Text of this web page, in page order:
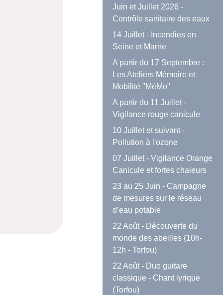
Juin et Juillet 2026 -
Contrôle sanitaire des eaux
14 Juillet - Incendies en
Seine et Marne
A partir du 17 Septembre :
Les Ateliers Mémoire et
Mobilité "MéMo"
A partir du 11 Juillet -
Vigilance rouge canicule
10 Juillet et suivant -
Pollution à l'ozone
07 Juillet - Vigilance Orange
Canicule et fortes chaleurs
23 au 25 Juin - Campagne
de mesures sur le réseau
d’eau potable
22 Août - Découverte du
monde des abeilles (10h-
12h - Torfou)
22 Août - Duo guitare
classique - Chant lyrique
(Torfou)